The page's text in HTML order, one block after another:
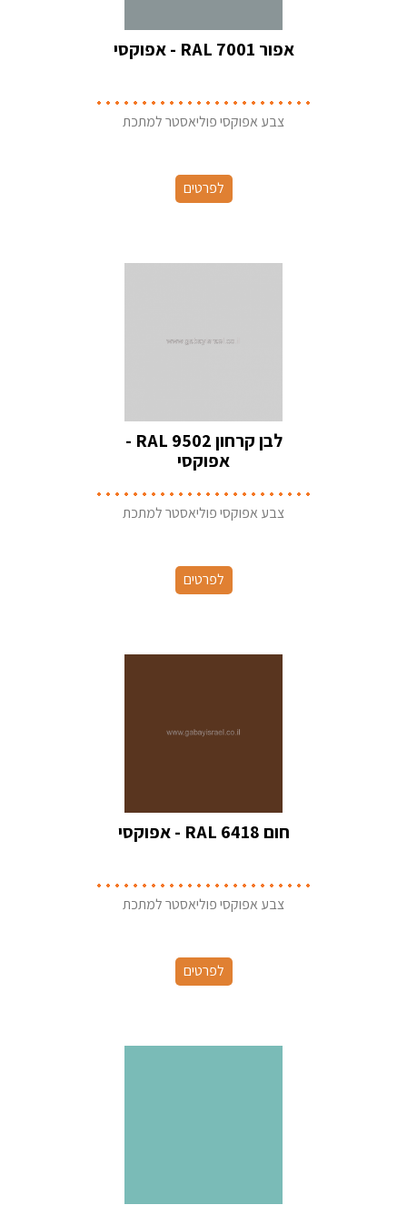
אפור RAL 7001 - אפוקסי
צבע אפוקסי פוליאסטר למתכת
לפרטים
לבן קרחון RAL 9502 -
אפוקסי
צבע אפוקסי פוליאסטר למתכת
לפרטים
חום RAL 6418 - אפוקסי
צבע אפוקסי פוליאסטר למתכת
לפרטים